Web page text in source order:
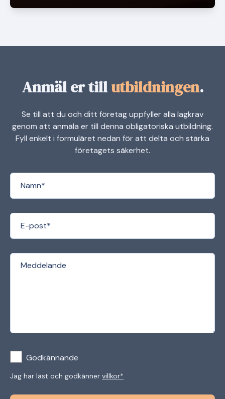
Anmäl er tillutbildningen.
Se till att du och ditt företag uppfyller alla lagkrav
genom att anmäla er till denna obligatoriska utbildning.
Fyll enkelt i formuläret nedan för att delta och stärka
företagets säkerhet.
Full name
Email
Message
Consent(Required)
Godkännande
Jag har läst och godkänner villkor*